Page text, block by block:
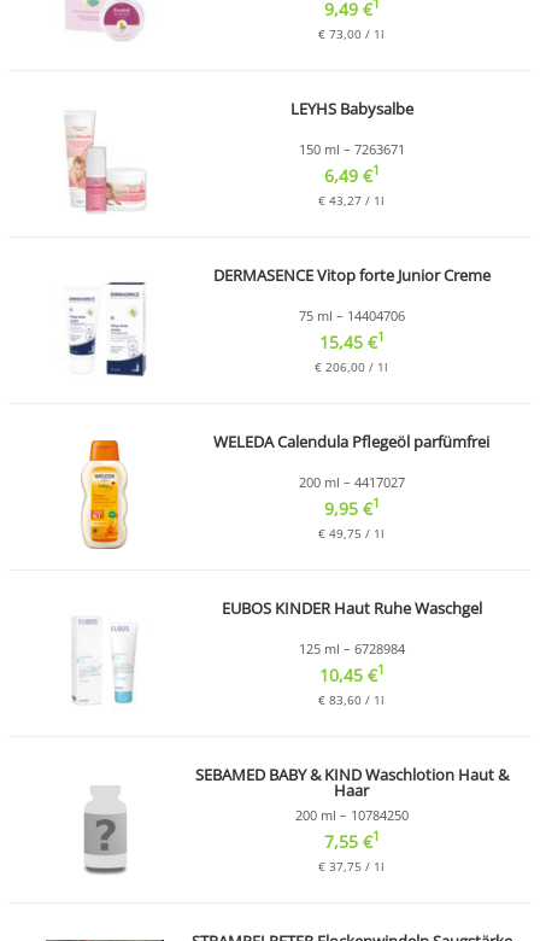
9,49 €1
€ 73,00 / 1l
LEYHS Babysalbe
150 ml – 7263671
6,49 €1
€ 43,27 / 1l
DERMASENCE Vitop forte Junior Creme
75 ml – 14404706
15,45 €1
€ 206,00 / 1l
WELEDA Calendula Pflegeöl parfümfrei
200 ml – 4417027
9,95 €1
€ 49,75 / 1l
EUBOS KINDER Haut Ruhe Waschgel
125 ml – 6728984
10,45 €1
€ 83,60 / 1l
SEBAMED BABY & KIND Waschlotion Haut &
Haar
200 ml – 10784250
7,55 €1
€ 37,75 / 1l